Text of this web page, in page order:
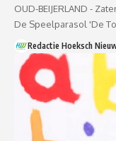
OUD-BEIJERLAND -
De Speelparasol 'De
Redactie Hoeksch